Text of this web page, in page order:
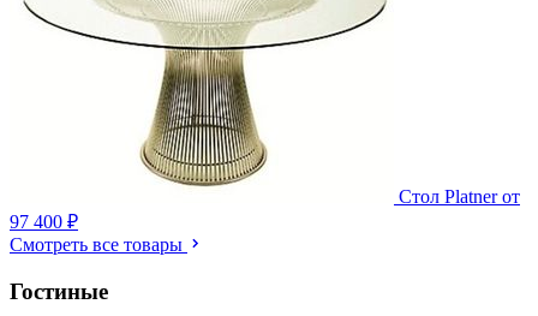
Стол Platner от
97 400 ₽
Смотреть все товары
Гостиные